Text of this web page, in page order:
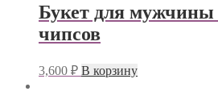
Букет для мужчины
чипсов
3,600 ₽ В корзину